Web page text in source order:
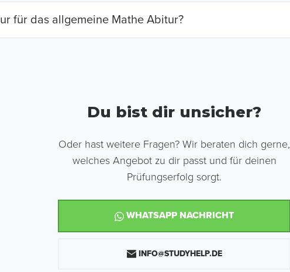
für das allgemeine Mathe Abitur?
Du bist dir unsicher?
Oder hast weitere Fragen? Wir beraten dich gerne,
welches Angebot zu dir passt und für deinen
Prüfungserfolg sorgt.
WHATSAPP NACHRICHT
INFO@STUDYHELP.DE